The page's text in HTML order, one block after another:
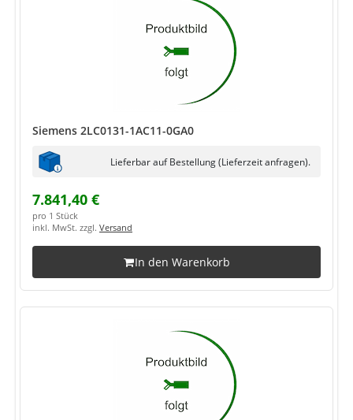
Siemens 2LC0131-1AC11-0GA0
Lieferbar auf Bestellung (Lieferzeit anfragen).
7.841,40 €
pro 1 Stück
inkl. MwSt. zzgl. Versand
In den Warenkorb